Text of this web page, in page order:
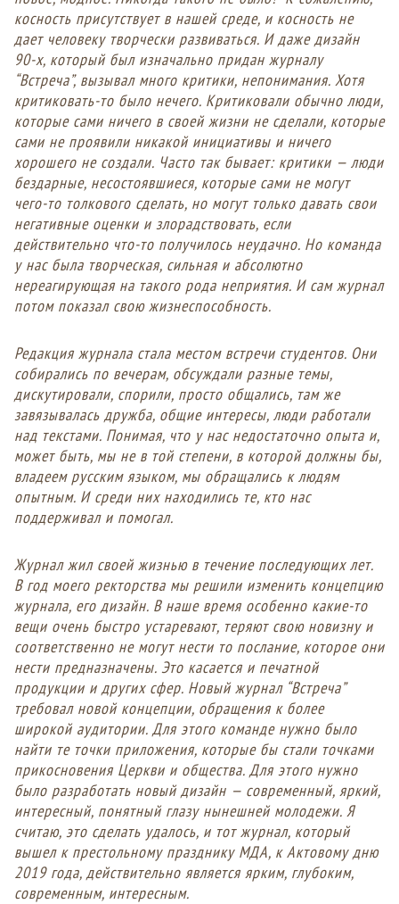
косность присутствует в нашей среде, и косность не
дает человеку творчески развиваться. И даже дизайн
90-х, который был изначально придан журналу
“Встреча”, вызывал много критики, непонимания. Хотя
критиковать-то было нечего. Критиковали обычно люди,
которые сами ничего в своей жизни не сделали, которые
сами не проявили никакой инициативы и ничего
хорошего не создали. Часто так бывает: критики — люди
бездарные, несостоявшиеся, которые сами не могут
чего-то толкового сделать, но могут только давать свои
негативные оценки и злорадствовать, если
действительно что-то получилось неудачно. Но команда
у нас была творческая, сильная и абсолютно
нереагирующая на такого рода неприятия. И сам журнал
потом показал свою жизнеспособность.
Редакция журнала стала местом встречи студентов. Они
собирались по вечерам, обсуждали разные темы,
дискутировали, спорили, просто общались, там же
завязывалась дружба, общие интересы, люди работали
над текстами. Понимая, что у нас недостаточно опыта и,
может быть, мы не в той степени, в которой должны бы,
владеем русским языком, мы обращались к людям
опытным. И среди них находились те, кто нас
поддерживал и помогал.
Журнал жил своей жизнью в течение последующих лет.
В год моего ректорства мы решили изменить концепцию
журнала, его дизайн. В наше время особенно какие-то
вещи очень быстро устаревают, теряют свою новизну и
соответственно не могут нести то послание, которое они
нести предназначены. Это касается и печатной
продукции и других сфер. Новый журнал “Встреча”
требовал новой концепции, обращения к более
широкой аудитории. Для этого команде нужно было
найти те точки приложения, которые бы стали точками
прикосновения Церкви и общества. Для этого нужно
было разработать новый дизайн — современный, яркий,
интересный, понятный глазу нынешней молодежи. Я
считаю, это сделать удалось, и тот журнал, который
вышел к престольному празднику МДА, к Актовому дню
2019 года, действительно является ярким, глубоким,
современным, интересным.